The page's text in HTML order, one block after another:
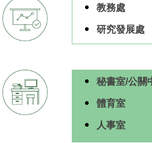
教務處
研究發展處
秘書室/公關
體育室
人事室